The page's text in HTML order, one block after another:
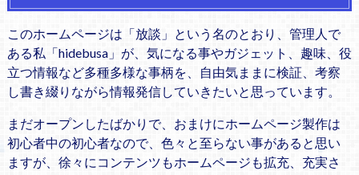
このホームページは「放談」という名のとおり、管理人で
ある私「hidebusa」が、気になる事やガジェット、趣味、役
立つ情報など多種多様な事柄を、自由気ままに検証、考察
し書き綴りながら情報発信していきたいと思っています。
まだオープンしたばかりで、おまけにホームページ製作は
初心者中の初心者なので、色々と至らない事があると思い
ますが、徐々にコンテンツもホームページも拡充、充実さ